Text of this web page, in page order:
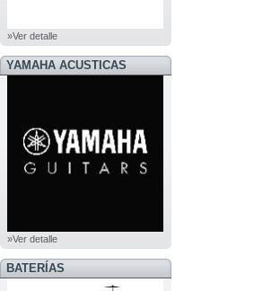
»Ver detalle
YAMAHA ACUSTICAS
»Ver detalle
BATERÍAS